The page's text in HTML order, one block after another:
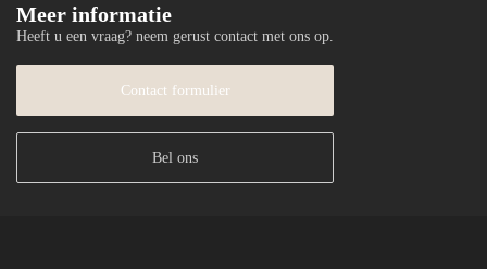
Meer informatie
Heeft u een vraag? neem gerust contact met ons op.
Contact formulier
Bel ons